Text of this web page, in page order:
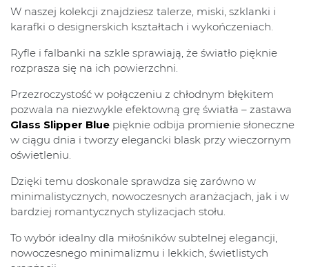
W naszej kolekcji znajdziesz talerze, miski, szklanki i
karafki o designerskich kształtach i wykończeniach.
Ryfle i falbanki na szkle sprawiają, że światło pięknie
rozprasza się na ich powierzchni.
Przezroczystość w połączeniu z chłodnym błękitem
pozwala na niezwykle efektowną grę światła – zastawa
Glass Slipper Blue pięknie odbija promienie słoneczne
w ciągu dnia i tworzy elegancki blask przy wieczornym
oświetleniu.
Dzięki temu doskonale sprawdza się zarówno w
minimalistycznych, nowoczesnych aranżacjach, jak i w
bardziej romantycznych stylizacjach stołu.
To wybór idealny dla miłośników subtelnej elegancji,
nowoczesnego minimalizmu i lekkich, świetlistych